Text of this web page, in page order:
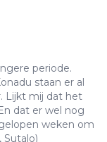
periode.
staan er al
Lijkt mij dat het
dat er wel nog
weken om